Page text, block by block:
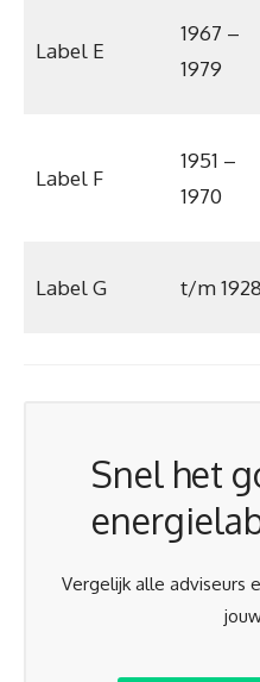
Label E
1967 –
1979
Label F
1951 –
1970
Label G t/m 1928
Snel het
Vergelijk alle adviseurs